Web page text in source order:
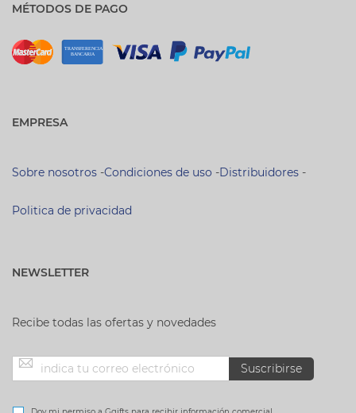
MÉTODOS DE PAGO
EMPRESA
Sobre nosotros -Condiciones de uso -Distribuidores -
Politica de privacidad
NEWSLETTER
Recibe todas las ofertas y novedades
Inscríbase
a
Suscribirse